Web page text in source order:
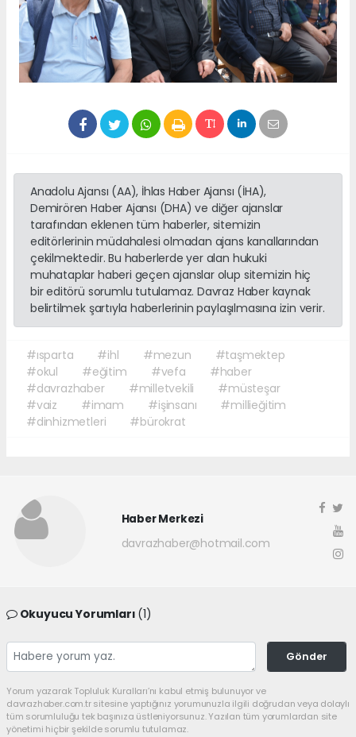
Anadolu Ajansı (AA), İhlas Haber Ajansı (İHA),
Demirören Haber Ajansı (DHA) ve diğer ajanslar
tarafından eklenen tüm haberler, sitemizin
editörlerinin müdahalesi olmadan ajans kanallarından
çekilmektedir. Bu haberlerde yer alan hukuki
muhataplar haberi geçen ajanslar olup sitemizin hiç
bir editörü sorumlu tutulamaz. Davraz Haber kaynak
belirtilmek şartıyla haberlerinin paylaşılmasına izin verir.
#ısparta #ihl #mezun
#taşmektep
#okul
#eğitim #vefa
#haber
#davrazhaber
#milletvekili
#müsteşar
#vaiz
#imam #işinsanı
#millieğitim
#dinhizmetleri
#bürokrat
Haber Merkezi
davrazhaber@hotmail.com
Okuyucu Yorumları (1)
Gönder
Yorum yazarak Topluluk Kuralları’nı kabul etmiş bulunuyor ve
davrazhaber.com.tr sitesine yaptığınız yorumunuzla ilgili doğrudan veya dolaylı
tüm sorumluluğu tek başınıza üstleniyorsunuz. Yazılan tüm yorumlardan site
yönetimi hiçbir şekilde sorumlu tutulamaz.